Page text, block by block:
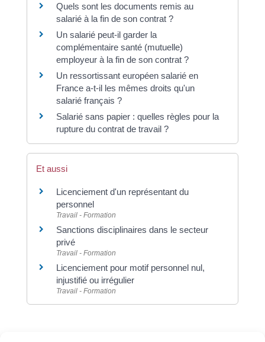
Quels sont les documents remis au
salarié à la fin de son contrat ?
Un salarié peut-il garder la
complémentaire santé (mutuelle)
employeur à la fin de son contrat ?
Un ressortissant européen salarié en
France a-t-il les mêmes droits qu'un
salarié français ?
Salarié sans papier : quelles règles pour la
rupture du contrat de travail ?
Et aussi
Licenciement d'un représentant du
personnel
Travail - Formation
Sanctions disciplinaires dans le secteur
privé
Travail - Formation
Licenciement pour motif personnel nul,
injustifié ou irrégulier
Travail - Formation